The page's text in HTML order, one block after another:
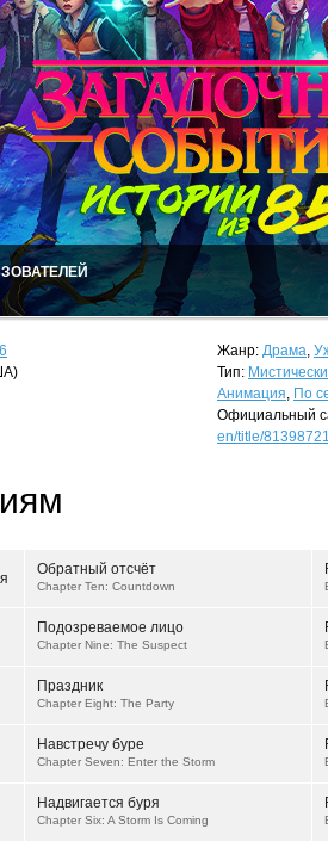
Жанр: Драма,
Тип:
Анимация, По
Официальный
en/title/
Обратный отсчёт
Chapter Ten: Countdown
Подозреваемое лицо
Chapter Nine: The Suspect
Праздник
Chapter Eight: The Party
Навстречу буре
Chapter Seven: Enter the Storm
Надвигается буря
Chapter Six: A Storm Is Coming